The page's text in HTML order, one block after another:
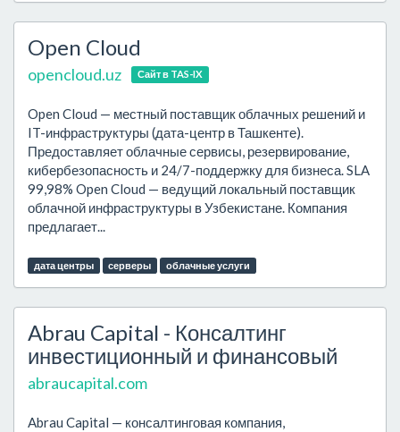
Open Cloud
opencloud.uz Сайт в TAS-IX
Open Cloud — местный поставщик облачных решений и
IT-инфраструктуры (дата-центр в Ташкенте).
Предоставляет облачные сервисы, резервирование,
кибербезопасность и 24/7-поддержку для бизнеса. SLA
99,98% Open Cloud — ведущий локальный поставщик
облачной инфраструктуры в Узбекистане. Компания
предлагает...
дата центры серверы облачные услуги
Abrau Capital - Консалтинг
инвестиционный и финансовый
abraucapital.com
Abrau Capital — консалтинговая компания,